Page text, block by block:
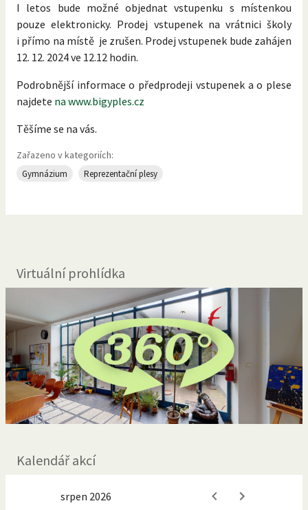
I letos bude možné objednat vstupenku s místenkou
pouze elektronicky. Prodej vstupenek na vrátnici školy
i přímo na místě je zrušen. Prodej vstupenek bude zahájen
12. 12. 2024 ve 12.12 hodin.
Podrobnější informace o předprodeji vstupenek a o plese
najdete na www.bigyples.cz
Těšíme se na vás.
Zařazeno v kategoriích:
Gymnázium Reprezentační plesy
Virtuální prohlídka
Kalendář akcí
srpen 2026